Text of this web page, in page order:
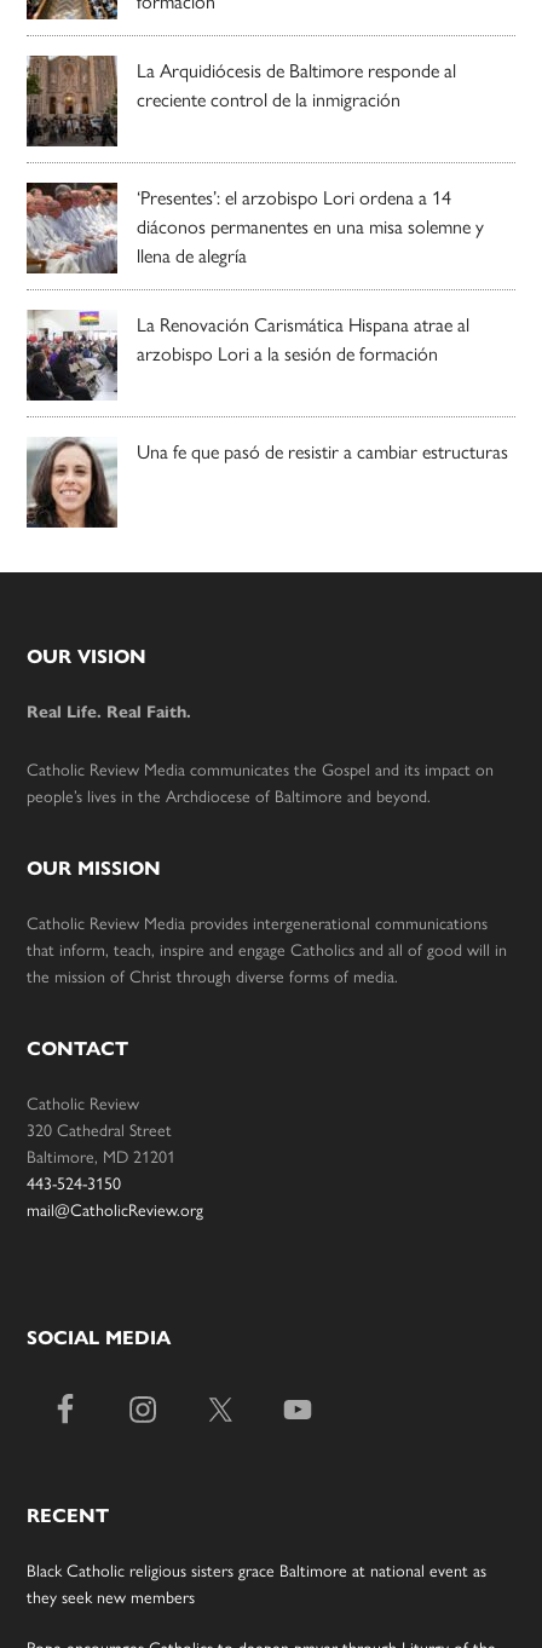
La Arquidiócesis de Baltimore responde al
creciente control de la inmigración
‘Presentes’: el arzobispo Lori ordena a 14
diáconos permanentes en una misa solemne y
llena de alegría
La Renovación Carismática Hispana atrae al
arzobispo Lori a la sesión de formación
Una fe que pasó de resistir a cambiar estructuras
Footer
OUR VISION
Real Life. Real Faith.
Catholic Review Media communicates the Gospel and its impact on
people’s lives in the Archdiocese of Baltimore and beyond.
OUR MISSION
Catholic Review Media provides intergenerational communications
that inform, teach, inspire and engage Catholics and all of good will in
the mission of Christ through diverse forms of media.
CONTACT
Catholic Review
320 Cathedral Street
Baltimore, MD 21201
443-524-3150
mail@CatholicReview.org
SOCIAL MEDIA
RECENT
Black Catholic religious sisters grace Baltimore at national event as
they seek new members